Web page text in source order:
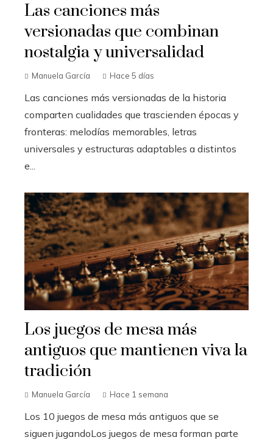
Las canciones más
versionadas que combinan
nostalgia y universalidad
Manuela García Hace 5 días
Las canciones más versionadas de la historia
comparten cualidades que trascienden épocas y
fronteras: melodías memorables, letras
universales y estructuras adaptables a distintos
e...
Los juegos de mesa más
antiguos que mantienen viva la
tradición
Manuela García Hace 1 semana
Los 10 juegos de mesa más antiguos que se
siguen jugandoLos juegos de mesa forman parte